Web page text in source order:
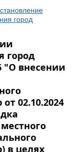
город
город
"О внесении
02.10.2024
в целях